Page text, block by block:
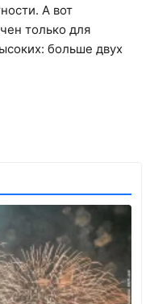
А вот
только для
больше двух